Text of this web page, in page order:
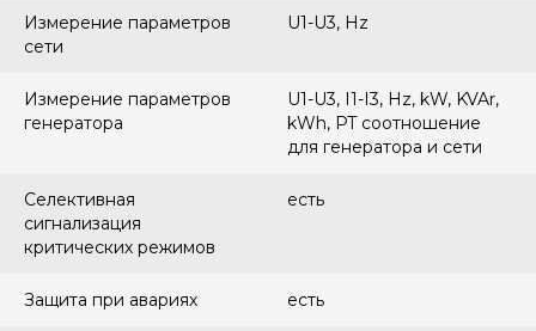
Измерение параметров
сети
U1-U3, Hz
Измерение параметров
генератора
U1-U3, I1-I3, Hz, kW, KVAr,
kWh, PT соотношение
для генератора и сети
Селективная
сигнализация
критических режимов
есть
Защита при авариях есть